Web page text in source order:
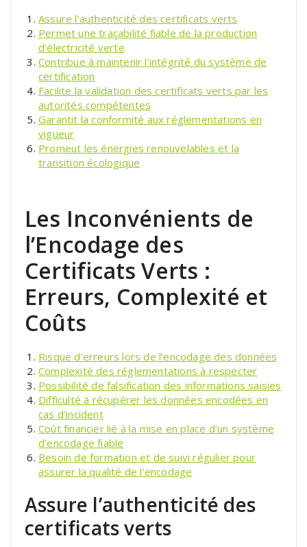
Assure l’authenticité des certificats verts
Permet une traçabilité fiable de la production
d’électricité verte
Contribue à maintenir l’intégrité du système de
certification
Facilite la validation des certificats verts par les
autorités compétentes
Garantit la conformité aux réglementations en
vigueur
Promeut les énergies renouvelables et la
transition écologique
Les Inconvénients de
l’Encodage des
Certificats Verts :
Erreurs, Complexité et
Coûts
Risque d’erreurs lors de l’encodage des données
Complexité des réglementations à respecter
Possibilité de falsification des informations saisies
Difficulté à récupérer les données encodées en
cas d’incident
Coût financier lié à la mise en place d’un système
d’encodage fiable
Besoin de formation et de suivi régulier pour
assurer la qualité de l’encodage
Assure l’authenticité des
certificats verts